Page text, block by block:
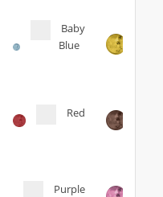
Baby
Blue
Red
Purple